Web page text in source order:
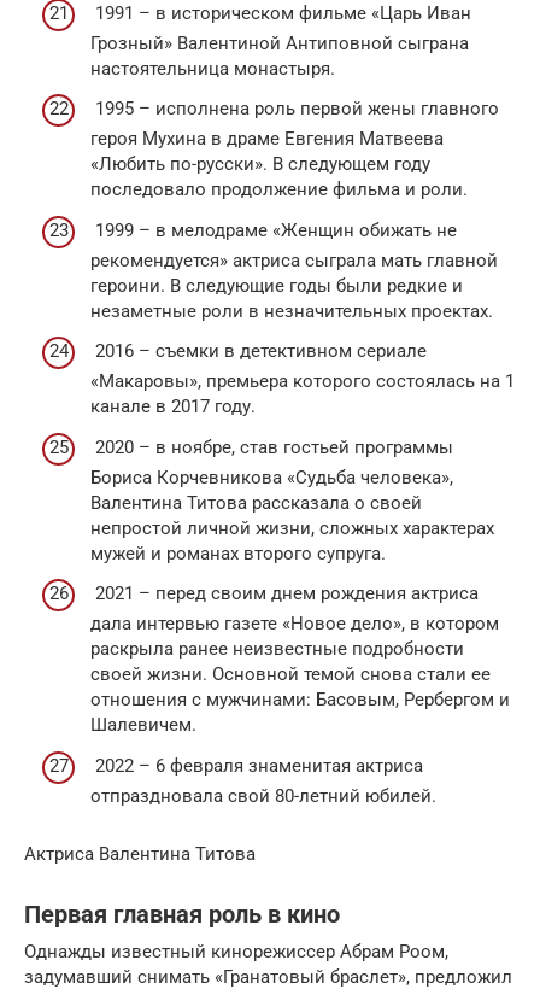
1991 – в историческом фильме «Царь Иван
Грозный» Валентиной Антиповной сыграна
настоятельница монастыря.
1995 – исполнена роль первой жены главного
героя Мухина в драме Евгения Матвеева
«Любить по-русски». В следующем году
последовало продолжение фильма и роли.
1999 – в мелодраме «Женщин обижать не
рекомендуется» актриса сыграла мать главной
героини. В следующие годы были редкие и
незаметные роли в незначительных проектах.
2016 – съемки в детективном сериале
«Макаровы», премьера которого состоялась на 1
канале в 2017 году.
2020 – в ноябре, став гостьей программы
Бориса Корчевникова «Судьба человека»,
Валентина Титова рассказала о своей
непростой личной жизни, сложных характерах
мужей и романах второго супруга.
2021 – перед своим днем рождения актриса
дала интервью газете «Новое дело», в котором
раскрыла ранее неизвестные подробности
своей жизни. Основной темой снова стали ее
отношения с мужчинами: Басовым, Рербергом и
Шалевичем.
2022 – 6 февраля знаменитая актриса
отпраздновала свой 80-летний юбилей.
Актриса Валентина Титова
Первая главная роль в кино
Однажды известный кинорежиссер Абрам Роом,
задумавший снимать «Гранатовый браслет», предложил